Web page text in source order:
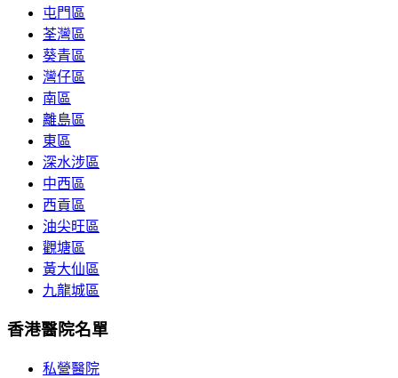
屯門區
荃灣區
葵青區
灣仔區
南區
離島區
東區
深水涉區
中西區
西貢區
油尖旺區
觀塘區
黃大仙區
九龍城區
香港醫院名單
私營醫院